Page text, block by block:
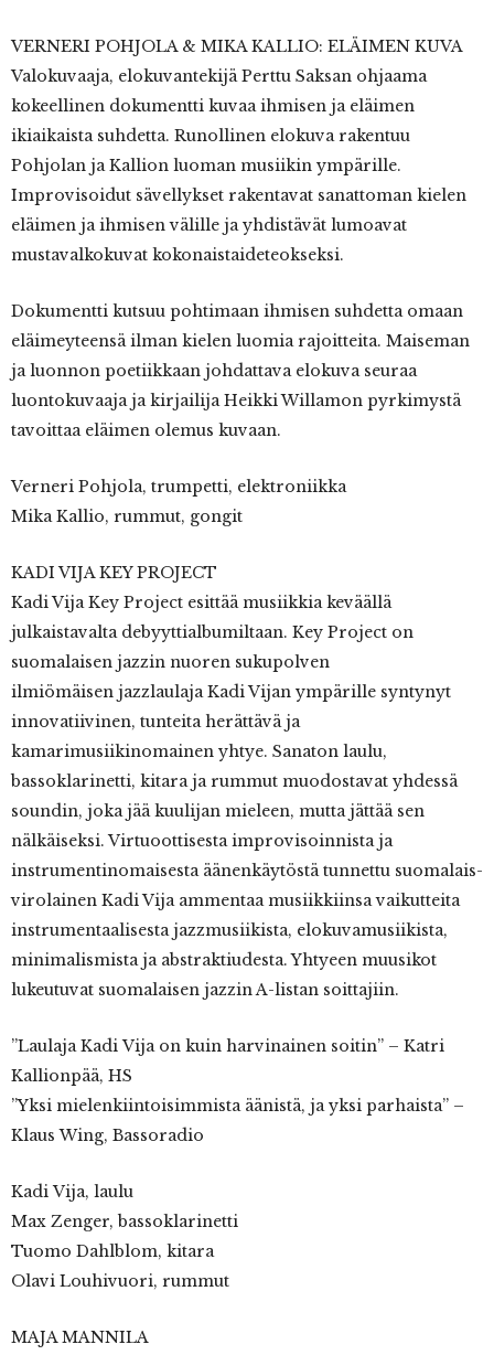
VERNERI POHJOLA & MIKA KALLIO: ELÄIMEN KUVA
Valokuvaaja, elokuvantekijä Perttu Saksan ohjaama
kokeellinen dokumentti kuvaa ihmisen ja eläimen
ikiaikaista suhdetta. Runollinen elokuva rakentuu
Pohjolan ja Kallion luoman musiikin ympärille.
Improvisoidut sävellykset rakentavat sanattoman kielen
eläimen ja ihmisen välille ja yhdistävät lumoavat
mustavalkokuvat kokonaistaideteokseksi.
Dokumentti kutsuu pohtimaan ihmisen suhdetta omaan
eläimeyteensä ilman kielen luomia rajoitteita. Maiseman
ja luonnon poetiikkaan johdattava elokuva seuraa
luontokuvaaja ja kirjailija Heikki Willamon pyrkimystä
tavoittaa eläimen olemus kuvaan.
Verneri Pohjola, trumpetti, elektroniikka
Mika Kallio, rummut, gongit
KADI VIJA KEY PROJECT
Kadi Vija Key Project esittää musiikkia keväällä
julkaistavalta debyyttialbumiltaan. Key Project on
suomalaisen jazzin nuoren sukupolven
ilmiömäisen jazzlaulaja Kadi Vijan ympärille syntynyt
innovatiivinen, tunteita herättävä ja
kamarimusiikinomainen yhtye. Sanaton laulu,
bassoklarinetti, kitara ja rummut muodostavat yhdessä
soundin, joka jää kuulijan mieleen, mutta jättää sen
nälkäiseksi. Virtuoottisesta improvisoinnista ja
instrumentinomaisesta äänenkäytöstä tunnettu suomalais-
virolainen Kadi Vija ammentaa musiikkiinsa vaikutteita
instrumentaalisesta jazzmusiikista, elokuvamusiikista,
minimalismista ja abstraktiudesta. Yhtyeen muusikot
lukeutuvat suomalaisen jazzin A-listan soittajiin.
”Laulaja Kadi Vija on kuin harvinainen soitin” – Katri
Kallionpää, HS
”Yksi mielenkiintoisimmista äänistä, ja yksi parhaista” –
Klaus Wing, Bassoradio
Kadi Vija, laulu
Max Zenger, bassoklarinetti
Tuomo Dahlblom, kitara
Olavi Louhivuori, rummut
MAJA MANNILA